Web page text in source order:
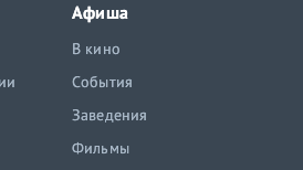
Афиша
В кино
События
Заведения
Фильмы